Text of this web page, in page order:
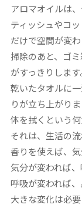
アロマオイルは
ティッシュやコ
だけで空間が変わ
掃除のあと、ゴ
がすっきりします
乾いたタオルに
りが立ち上がりま
体を拭くという
それは、生活の
香りを使えば、気
気分が変われば、
呼吸が変われば
大きな変化は必要